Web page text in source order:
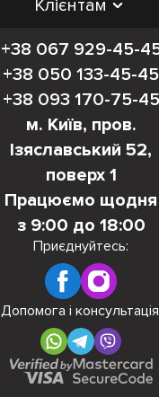
Клієнтам
+38 067 929-45-
+38 050 133-45-45
+38 093 170-75-45
м. Київ, пров.
Ізяславський 52,
поверх 1
Працюємо щодня
з 9:00 до 18:00
Приєднуйтесь:
Допомога і